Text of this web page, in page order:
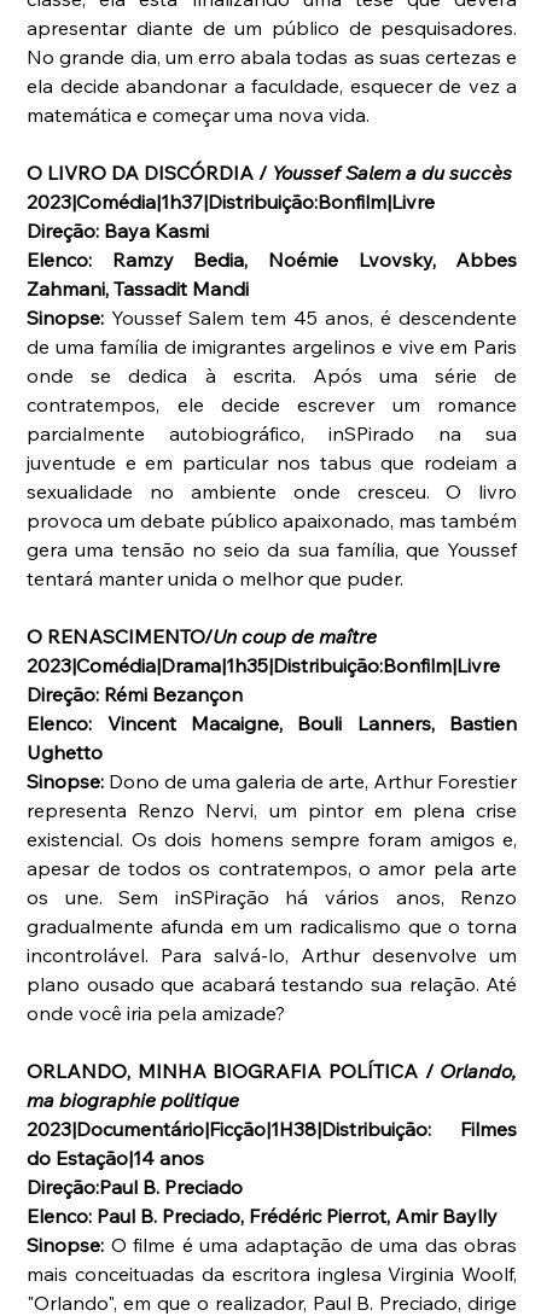
apresentar diante de um público de pesquisadores.
No grande dia, um erro abala todas as suas certezas e
ela decide abandonar a faculdade, esquecer de vez a
matemática e começar uma nova vida.
O LIVRO DA DISCÓRDIA / Youssef Salem a du succès
2023|Comédia|1h37|Distribuição:Bonfilm|Livre
Direção: Baya Kasmi
Elenco: Ramzy Bedia, Noémie Lvovsky, Abbes
Zahmani, Tassadit Mandi
Sinopse: Youssef Salem tem 45 anos, é descendente
de uma família de imigrantes argelinos e vive em Paris
onde se dedica à escrita. Após uma série de
contratempos, ele decide escrever um romance
parcialmente autobiográfico, inSPirado na sua
juventude e em particular nos tabus que rodeiam a
sexualidade no ambiente onde cresceu. O livro
provoca um debate público apaixonado, mas também
gera uma tensão no seio da sua família, que Youssef
tentará manter unida o melhor que puder.
O RENASCIMENTO/Un coup de maître
2023|Comédia|Drama|1h35|Distribuição:Bonfilm|Livre
Direção: Rémi Bezançon
Elenco: Vincent Macaigne, Bouli Lanners, Bastien
Ughetto
Sinopse: Dono de uma galeria de arte, Arthur Forestier
representa Renzo Nervi, um pintor em plena crise
existencial. Os dois homens sempre foram amigos e,
apesar de todos os contratempos, o amor pela arte
os une. Sem inSPiração há vários anos, Renzo
gradualmente afunda em um radicalismo que o torna
incontrolável. Para salvá-lo, Arthur desenvolve um
plano ousado que acabará testando sua relação. Até
onde você iria pela amizade?
ORLANDO, MINHA BIOGRAFIA POLÍTICA / Orlando,
ma biographie politique
2023|Documentário|Ficção|1H38|Distribuição: Filmes
do Estação|14 anos
Direção:Paul B. Preciado
Elenco: Paul B. Preciado, Frédéric Pierrot, Amir Baylly
Sinopse: O filme é uma adaptação de uma das obras
mais conceituadas da escritora inglesa Virginia Woolf,
"Orlando", em que o realizador, Paul B. Preciado, dirige